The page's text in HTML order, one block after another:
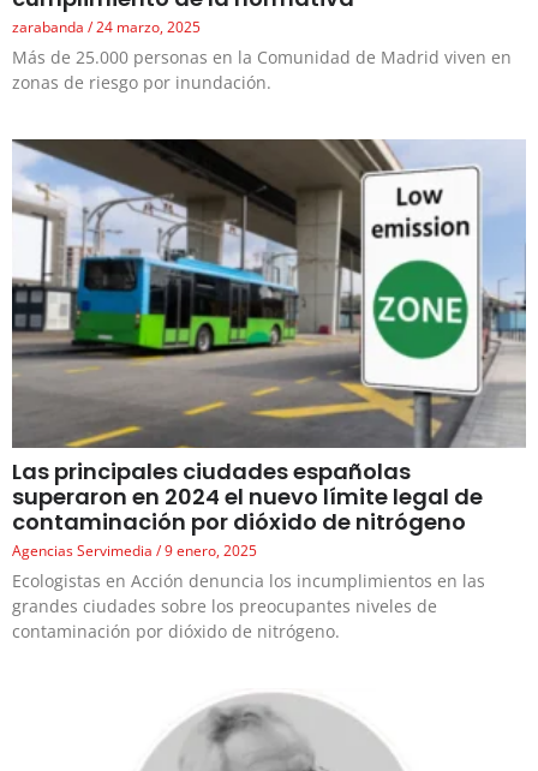
zarabanda 24 marzo, 2025
Más de 25.000 personas en la Comunidad de Madrid viven en
zonas de riesgo por inundación.
Las principales ciudades españolas
superaron en 2024 el nuevo límite legal de
contaminación por dióxido de nitrógeno
Agencias Servimedia 9 enero, 2025
Ecologistas en Acción denuncia los incumplimientos en las
grandes ciudades sobre los preocupantes niveles de
contaminación por dióxido de nitrógeno.